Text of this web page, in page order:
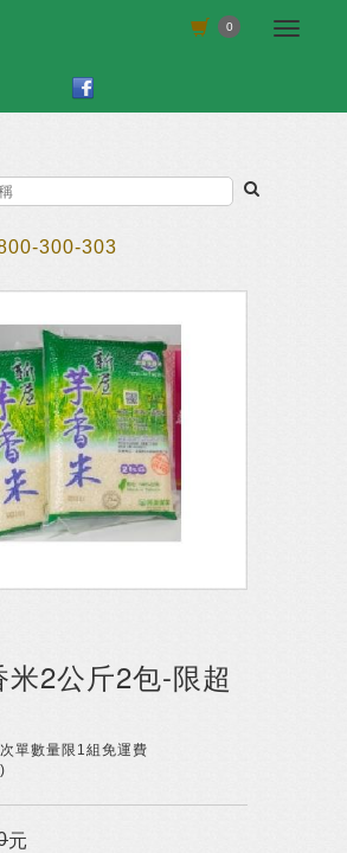
0
300-303
米2公斤2包-限超
單數量限1組免運費
元